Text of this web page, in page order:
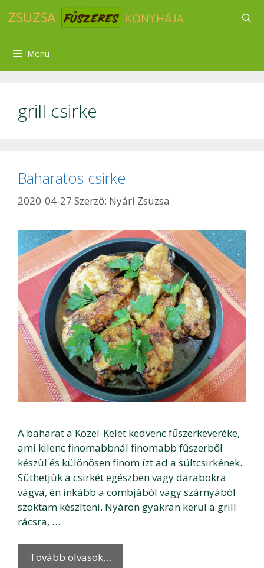
Menu
grill csirke
Baharatos csirke
2020-04-27 Szerző: Nyári Zsuzsa
A baharat a Közel-Kelet kedvenc fűszerkeveréke,
ami kilenc finomabbnál finomabb fűszerből
készül és különösen finom ízt ad a sültcsirkének.
Süthetjük a csirkét egészben vagy darabokra
vágva, én inkább a combjából vagy szárnyából
szoktam készíteni. Nyáron gyakran kerül a grill
rácsra, …
Tovább olvasok…